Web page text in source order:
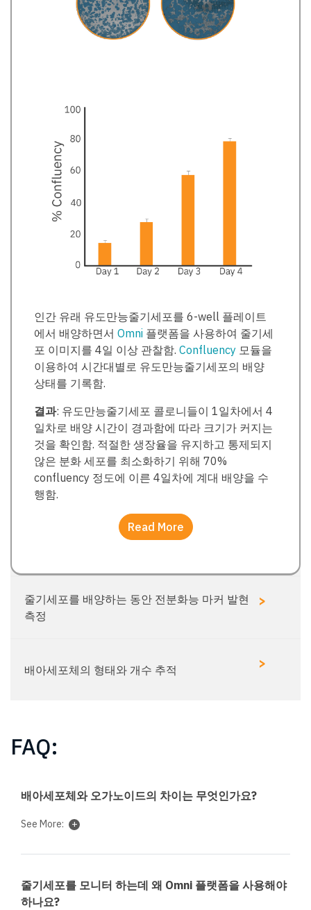
인간 유래 유도만능줄기세포를 6-well 플레이트
에서 배양하면서 Omni 플랫폼을 사용하여 줄기세
포 이미지를 4일 이상 관찰함. Confluency 모듈을
이용하여 시간대별로 유도만능줄기세포의 배양
상태를 기록함.
결과: 유도만능줄기세포 콜로니들이 1일차에서 4
일차로 배양 시간이 경과함에 따라 크기가 커지는
것을 확인함. 적절한 생장율을 유지하고 통제되지
않은 분화 세포를 최소화하기 위해 70%
confluency 정도에 이른 4일차에 계대 배양을 수
행함.
Read More
줄기세포를 배양하는 동안 전분화능 마커 발현
측정
>
배아세포체의 형태와 개수 추적 >
FAQ:
배아세포체와 오가노이드의 차이는 무엇인가요?
See More:
줄기세포를 모니터 하는데 왜 Omni 플랫폼을 사용해야
하나요?